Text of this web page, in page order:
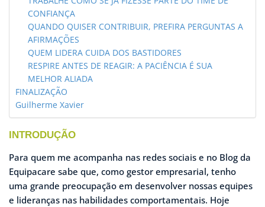
CONFIANÇA
QUANDO QUISER CONTRIBUIR, PREFIRA PERGUNTAS A
AFIRMAÇÕES
QUEM LIDERA CUIDA DOS BASTIDORES
RESPIRE ANTES DE REAGIR: A PACIÊNCIA É SUA
MELHOR ALIADA
FINALIZAÇÃO
Guilherme Xavier
INTRODUÇÃO
Para quem me acompanha nas redes sociais e no Blog da
Equipacare sabe que, como gestor empresarial, tenho
uma grande preocupação em desenvolver nossas equipes
e lideranças nas habilidades comportamentais. Hoje